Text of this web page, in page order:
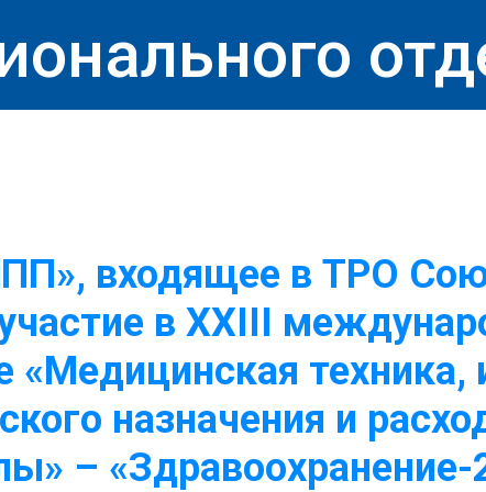
входящее в ТРО
в XXIII
«Медицинская техника,
назначения и
– «Здравоохранение-